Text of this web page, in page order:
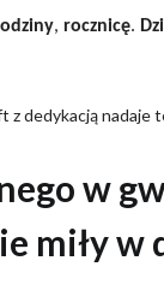
, rocznicę.
z dedykacją nadaje
w
miły w